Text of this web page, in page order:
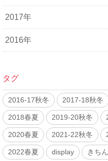
2017年
2016年
タグ
2016-17秋冬 2017-18秋冬
2018春夏 2019-20秋冬
2020春夏 2021-22秋冬
2022春夏 display きち